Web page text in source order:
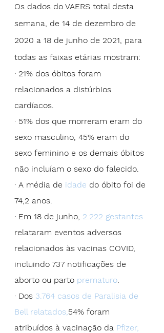
Os dados do VAERS total desta
semana, de 14 de dezembro de
2020 a 18 de junho de 2021, para
todas as faixas etárias mostram:
· 21% dos óbitos foram
relacionados a distúrbios
cardíacos.
· 51% dos que morreram eram do
sexo masculino, 45% eram do
sexo feminino e os demais óbitos
não incluíam o sexo do falecido.
· A média de idade do óbito foi de
74,2 anos.
· Em 18 de junho, 2.222 gestantes
relataram eventos adversos
relacionados às vacinas COVID,
incluindo 737 notificações de
aborto ou parto prematuro
· Dos 3.764 casos de Paralisia de
Bell relatados, 54% foram
atribuídos à vacinação da Pfizer,